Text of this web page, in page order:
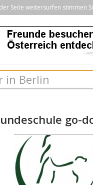
Seite weitersurfen stimmen
go-